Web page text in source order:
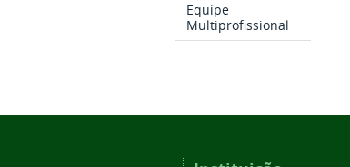
Equipe
Multiprofissional